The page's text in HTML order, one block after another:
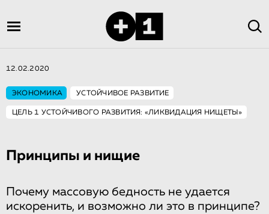
12.02.2020
ЭКОНОМИКА УСТОЙЧИВОЕ РАЗВИТИЕ
ЦЕЛЬ 1 УСТОЙЧИВОГО РАЗВИТИЯ: «ЛИКВИДАЦИЯ НИЩЕТЫ»
Принципы и нищие
Почему массовую бедность не удается
искоренить, и возможно ли это в принципе?